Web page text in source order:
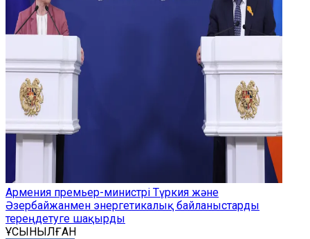
Армения премьер-министрі Түркия және
Әзербайжанмен энергетикалық байланыстарды
тереңдетуге шақырды
ҰСЫНЫЛҒАН